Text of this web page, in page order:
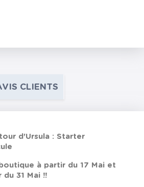
CLIENTS
d'Ursula : Starter
à partir du 17 Mai et
31 Mai !!